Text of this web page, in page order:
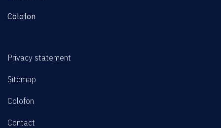
Colofon
Privacy statement
Sitemap
Colofon
Contact